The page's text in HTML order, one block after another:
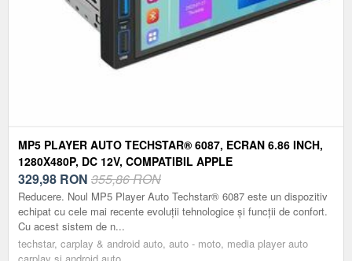
MP5 PLAYER AUTO TECHSTAR® 6087, ECRAN 6.86 INCH,
1280X480P, DC 12V, COMPATIBIL APPLE
CARPLAY/ANDROID AUTO, BLUETOOTH, MIRROR LINK, 2
X USB, NEGRU
329,98 RON 355,86 RON
Reducere. Noul MP5 Player Auto Techstar® 6087 este un dispozitiv
echipat cu cele mai recente evoluții tehnologice și funcții de confort.
Cu acest sistem de n...
techstar, carplay & android auto, auto - moto, media player auto